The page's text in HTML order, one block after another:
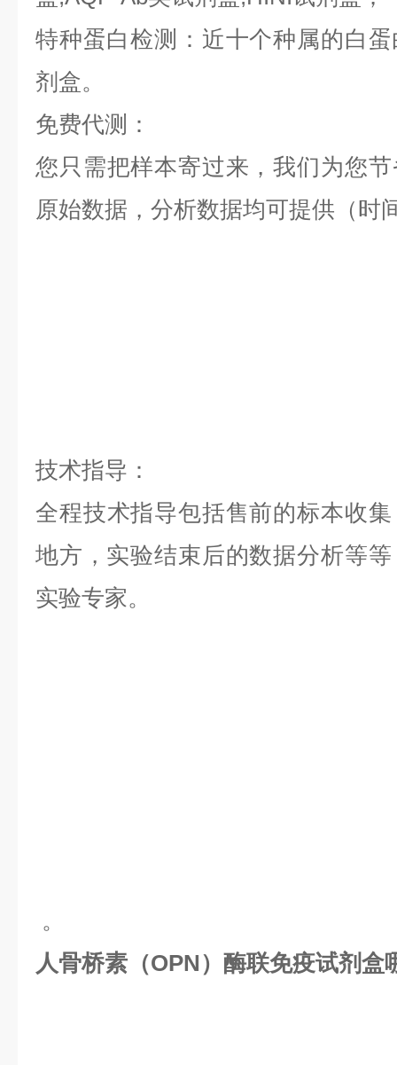
特种蛋白检测：近十个种属的白
剂盒。
免费代测：
您只需把样本寄过来，我们为您
原始数据，分析数据均可提供（时
技术指导：
全程技术指导包括售前的标本收
地方，实验结束后的数据分析等
实验专家。
。
人骨桥素（OPN）酶联免疫试剂盒